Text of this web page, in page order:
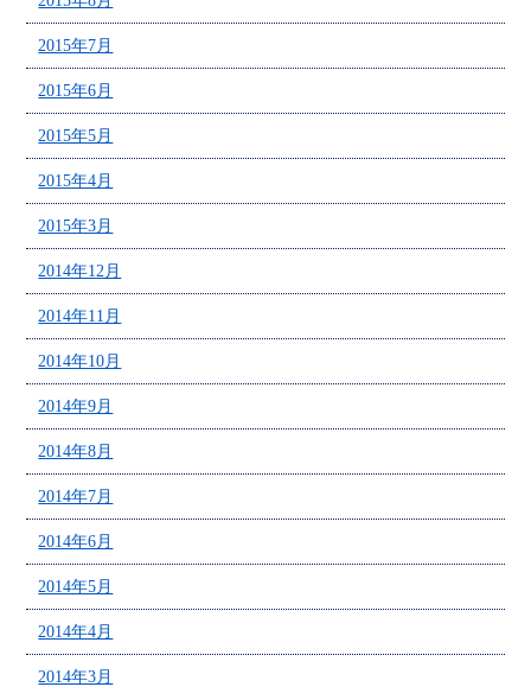
2015年7月
2015年6月
2015年5月
2015年4月
2015年3月
2014年12月
2014年11月
2014年10月
2014年9月
2014年8月
2014年7月
2014年6月
2014年5月
2014年4月
2014年3月